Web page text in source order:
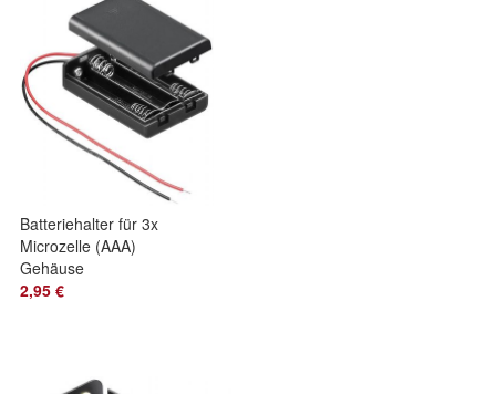
Batteriehalter für 3x
Microzelle (AAA)
Gehäuse
geschlossen
2,95 €